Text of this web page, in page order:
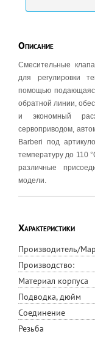
Описание
Смесительные
для регулировки
помощью
обратной линии,
и экономный
сервоприводом,
Barberi под
температуру до 110
различные
модели.
Характеристики
Производитель/
Производство:
Материал корпуса
Подводка, дюйм
Соединение
Резьба